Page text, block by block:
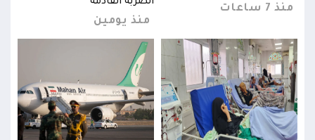
منذ 7 ساعات
منذ يومين